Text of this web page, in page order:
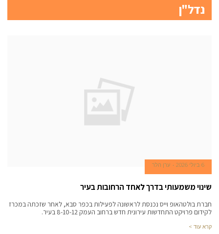
נדל"ן
6 ביולי 2026 ערן הלר
שינוי משמעותי בדרך לאחד הרחובות בעיר
חברת בולטהאופ וייס נכנסת לראשונה לפעילות בכפר סבא, לאחר שזכתה במכרז
לקידום פרויקט התחדשות עירונית חדש ברחוב העמק 8-10-12 בעיר.
קרא עוד >